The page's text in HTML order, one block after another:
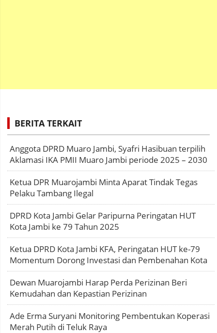
BERITA TERKAIT
Anggota DPRD Muaro Jambi, Syafri Hasibuan terpilih
Aklamasi IKA PMII Muaro Jambi periode 2025 – 2030
Ketua DPR Muarojambi Minta Aparat Tindak Tegas
Pelaku Tambang Ilegal
DPRD Kota Jambi Gelar Paripurna Peringatan HUT
Kota Jambi ke 79 Tahun 2025
Ketua DPRD Kota Jambi KFA, Peringatan HUT ke-79
Momentum Dorong Investasi dan Pembenahan Kota
Dewan Muarojambi Harap Perda Perizinan Beri
Kemudahan dan Kepastian Perizinan
Ade Erma Suryani Monitoring Pembentukan Koperasi
Merah Putih di Teluk Raya